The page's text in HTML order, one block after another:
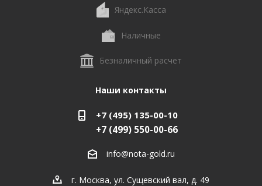
Яндекс.Касса
Наличные
Безналичный расчет
Наши контакты
+7 (495) 135-00-10
+7 (499) 550-00-66
info@nota-gold.ru
г. Москва, ул. Сущевский вал, д. 49